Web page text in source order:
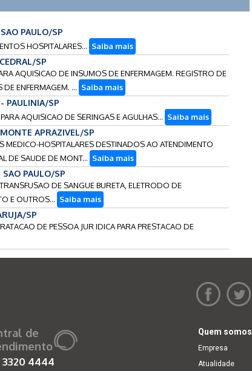
PAULO/SP
HOSPITALARES... Saiba mais
SP
AQUISICAO DE INSUMOS DE ENFERMAGEM. REGISTRO DE
ENFERMAGEM. ... Saiba mais
PAULINIA/SP
AQUISICAO DE SERINGAS E AGULHAS... Saiba mais
APRAZIVEL/SP
MEDICO-HOSPITALARES DESTINADOS AO ATENDIMENTO
DE SAUDE DE MONT... Saiba mais
PAULO/SP
DE SANGUE BURETA, ELETRODO DE
E OUTROS... Saiba mais
SP
DE PESSOA JUR IDICA PARA PRESTACAO DE
de
3320 4444
Quem somos
Empresa
Atualidade